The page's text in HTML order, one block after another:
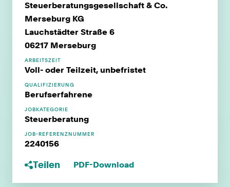
Steuerberatungsgesellschaft & Co.
Merseburg KG
Lauchstädter Straße 6
06217 Merseburg
ARBEITSZEIT
Voll- oder Teilzeit, unbefristet
QUALIFIZIERUNG
Berufserfahrene
JOBKATEGORIE
Steuerberatung
JOB-REFERENZNUMMER
2240156
Teilen PDF-Download